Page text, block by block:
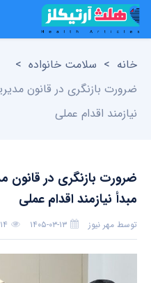
خانه > سلامت خانواده >
ضرورت بازنگری در قانون
نیازمند اقدام عملی
ضرورت بازنگری در قانون
مبدأ نیازمند اقدام عملی
توسط مهر نیوز ۱۴۰۵-۰۳-۱۳ ۱۴ بازدید